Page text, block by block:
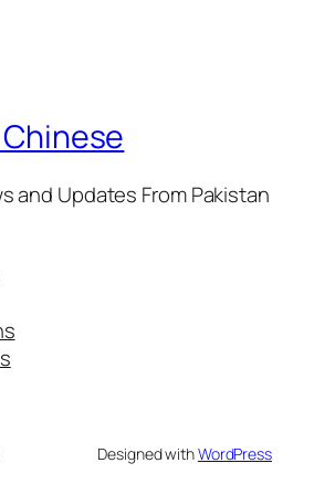
and Updates From Pakistan
Designed withWordPress